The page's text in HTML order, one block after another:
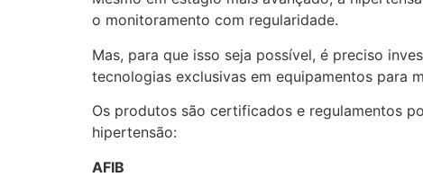
o monitoramento com regularidade.
Mas, para que isso seja possível, é preciso
tecnologias exclusivas em equipamentos para
Os produtos são certificados e regulamentos
hipertensão:
AFIB